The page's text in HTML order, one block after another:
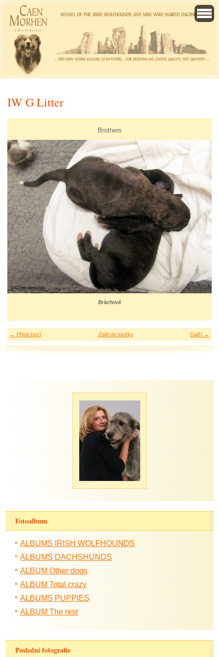
IW G Litter
Brothers
Bráchové
← Předchozí Další →
Zpět do složky
Fotoalbum
ALBUMS IRISH WOLFHOUNDS
ALBUMS DACHSHUNDS
ALBUM Other dogs
ALBUM Total crazy
ALBUMS PUPPIES
ALBUM The rest
Poslední fotografie